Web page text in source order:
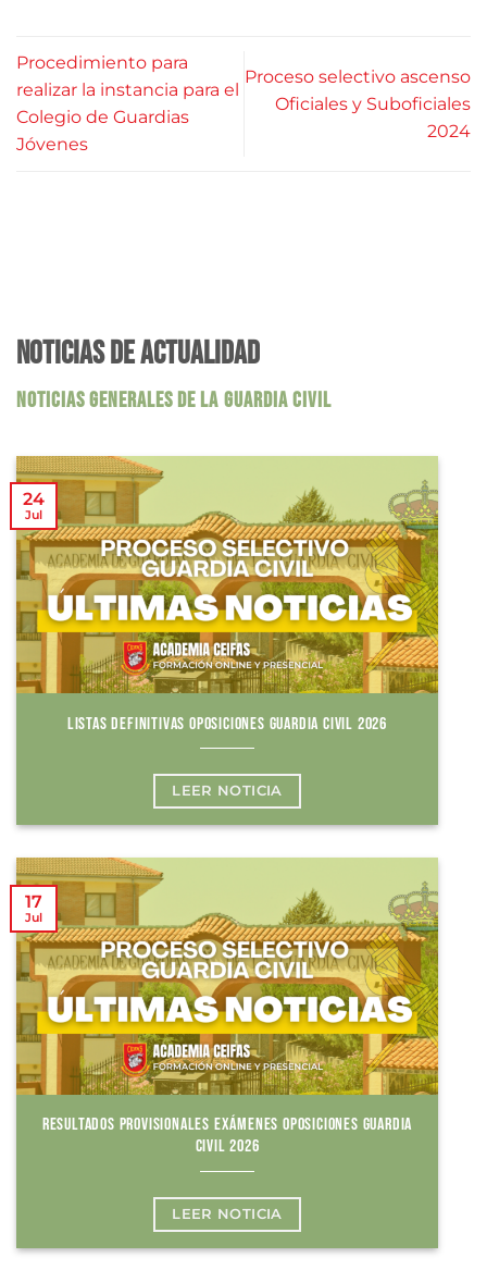
Procedimiento para
realizar la instancia para el
Colegio de Guardias
Jóvenes
Proceso selectivo ascenso
Oficiales y Suboficiales
2024
NOTICIAS DE ACTUALIDAD
NOTICIAS GENERALES DE LA GUARDIA CIVIL
LISTAS DEFINITIVAS OPOSICIONES GUARDIA CIVIL 2026
LEER NOTICIA
24
Jul
RESULTADOS PROVISIONALES EXÁMENES OPOSICIONES GUARDIA
CIVIL 2026
LEER NOTICIA
17
Jul